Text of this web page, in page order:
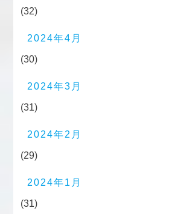
(32)
2024年4月
(30)
2024年3月
(31)
2024年2月
(29)
2024年1月
(31)